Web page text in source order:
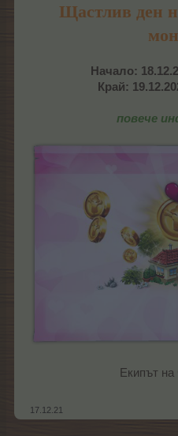
Щастлив ден
Начало:
Край:
повече
Екипът
17.12.21